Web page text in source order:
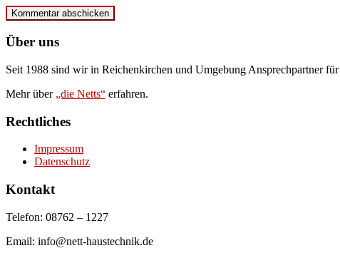
Über uns
Seit 1988 sind wir in Reichenkirchen und Umgebung Ansprechpartner für
Mehr über „die Netts“ erfahren.
Rechtliches
Impressum
Datenschutz
Kontakt
Telefon: 08762 – 1227
Email: info@nett-haustechnik.de